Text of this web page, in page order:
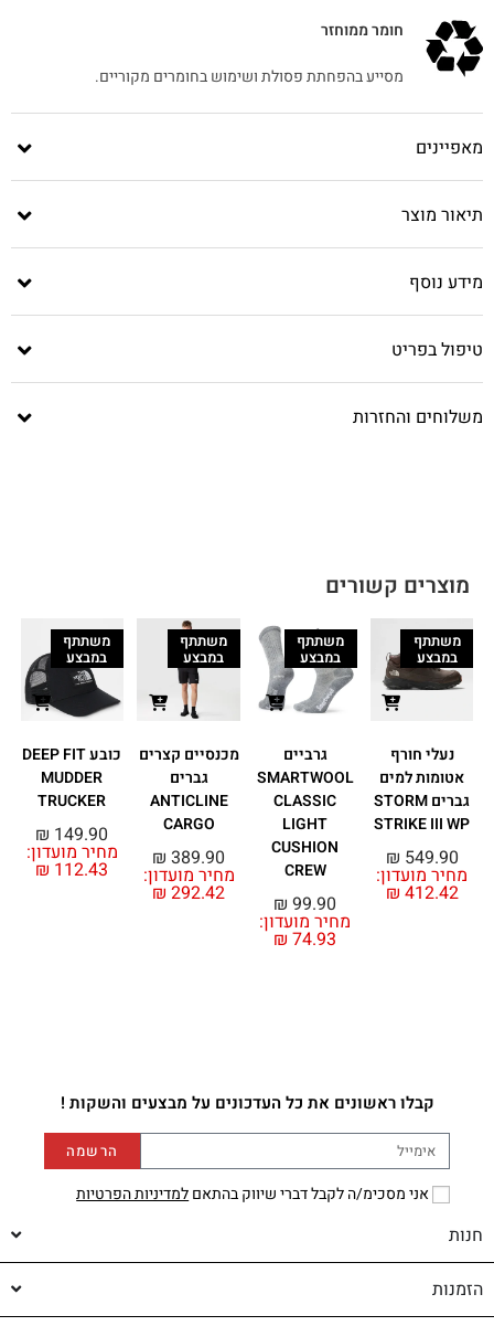
חומר ממוחזר
מסייע בהפחתת פסולת ושימוש בחומרים מקוריים.
מאפיינים
תיאור מוצר
מידע נוסף
טיפול בפריט
משלוחים והחזרות
מוצרים קשורים
משתתף
במבצע
נעלי חורף
אטומות למים
גברים STORM
STRIKE III WP
מחיר מועדון:
₪ 412.42
₪ 549.90
משתתף
במבצע
גרביים
SMARTWOOL
CLASSIC
LIGHT
CUSHION
CREW
מחיר מועדון:
₪ 74.93
₪ 99.90
משתתף
במבצע
מכנסיים קצרים
גברים
ANTICLINE
CARGO
מחיר מועדון:
₪ 292.42
₪ 389.90
משתתף
במבצע
כובע DEEP FIT
MUDDER
TRUCKER
מחיר מועדון:
₪ 112.43
₪ 149.90
קבלו ראשונים את כל העדכונים על מבצעים והשקות !
אני מסכימ/ה לקבל דברי שיווק בהתאםלמדיניות הפרטיות
הרשמה
חנות
הזמנות